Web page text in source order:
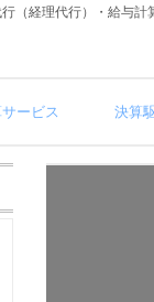
（経理代行）・給与計
ービス 決算